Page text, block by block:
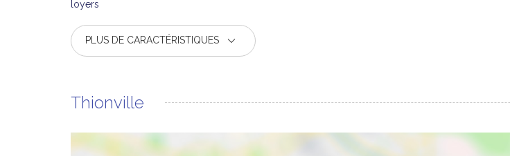
loyers
PLUS DE CARACTÉRISTIQUES
Thionville